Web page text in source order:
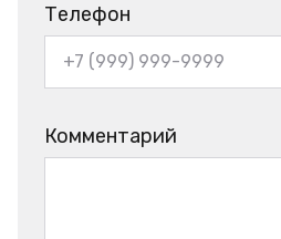
Телефон
Комментарий